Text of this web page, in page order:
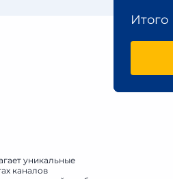
уникальные
каналов
Итого